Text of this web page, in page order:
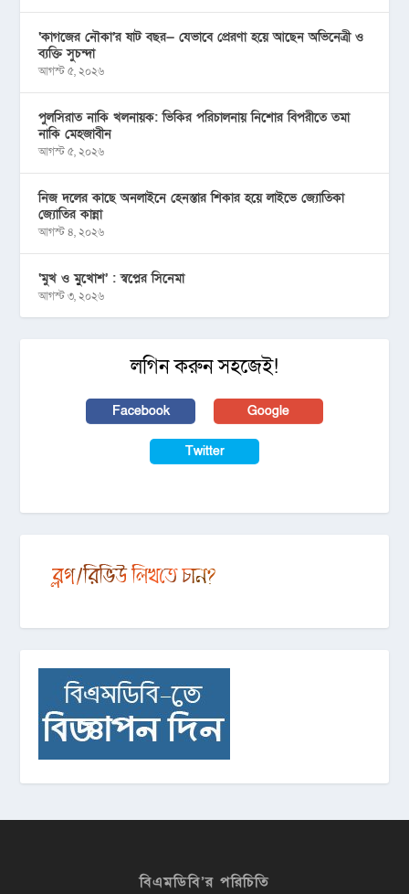
‘কাগজের নৌকা’র ষাট বছর— যেভাবে প্রেরণা হয়ে আছেন অভিনেত্রী ও
ব্যক্তি সুচন্দা
আগস্ট ৫, ২০২৬
পুলসিরাত নাকি খলনায়ক: ভিকির পরিচালনায় নিশোর বিপরীতে তমা
নাকি মেহজাবীন
আগস্ট ৫, ২০২৬
নিজ দলের কাছে অনলাইনে হেনস্তার শিকার হয়ে লাইভে জ্যোতিকা
জ্যোতির কান্না
আগস্ট ৪, ২০২৬
‘মুখ ও মু্খোশ’ : স্বপ্নের সিনেমা
আগস্ট ৩, ২০২৬
লগিন করুন সহজেই!
Facebook Google
Twitter
বিএমডিবি’র পরিচিতি